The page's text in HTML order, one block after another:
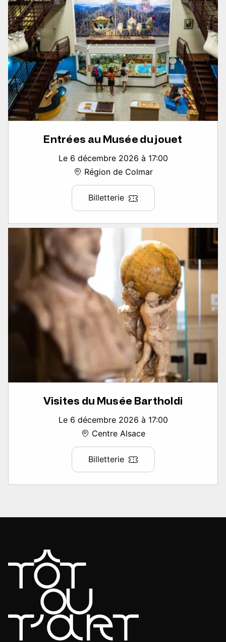
Entrées au Musée du jouet
Le 6 décembre 2026 à 17:00
Région de Colmar
Billetterie
Visites du Musée Bartholdi
Le 6 décembre 2026 à 17:00
Centre Alsace
Billetterie